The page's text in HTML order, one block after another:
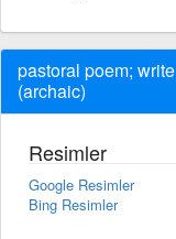
pastoral poem;
(archaic)
Resimler
Google Resimler
Bing Resimler